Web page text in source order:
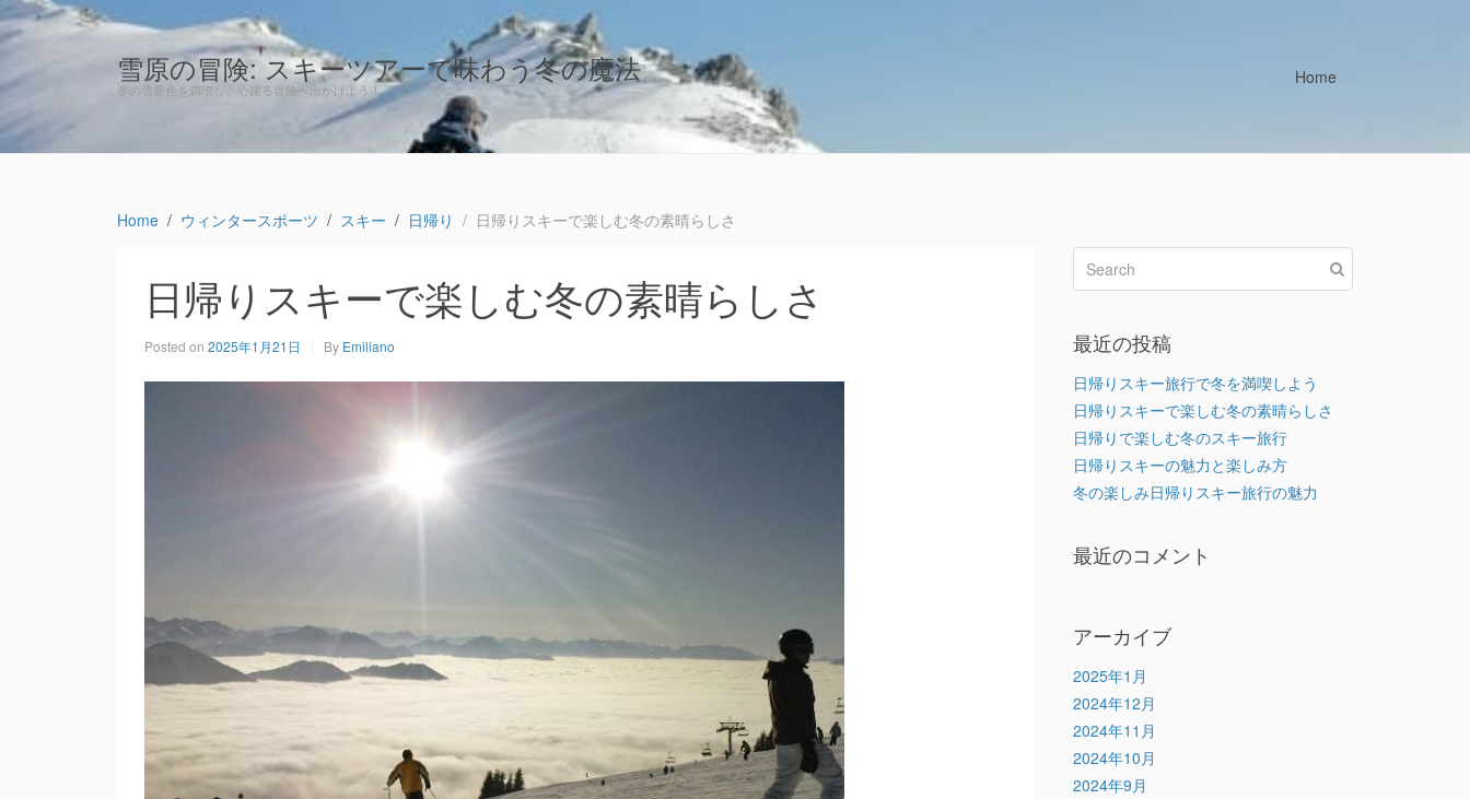
雪原の冒険: スキーツアーで味わう冬の魔法
冬の雪景色を満喫し、心躍る冒険へ出かけよう！
Home
Home ウィンタースポーツ スキー 日帰り 日帰りスキーで楽しむ冬の素晴らしさ
日帰りスキーで楽しむ冬の素晴らしさ
Posted on 2025年1月21日 By Emiliano 最近の投稿
日帰りスキー旅行で冬を満喫しよう
日帰りスキーで楽しむ冬の素晴らしさ
日帰りで楽しむ冬のスキー旅行
日帰りスキーの魅力と楽しみ方
冬の楽しみ日帰りスキー旅行の魅力
最近のコメント
アーカイブ
2025年1月
2024年12月
2024年11月
2024年10月
2024年9月